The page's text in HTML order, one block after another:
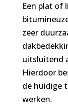
Een plat of
zeer
uitsluitend
Hierdoor
de huidige
werken.